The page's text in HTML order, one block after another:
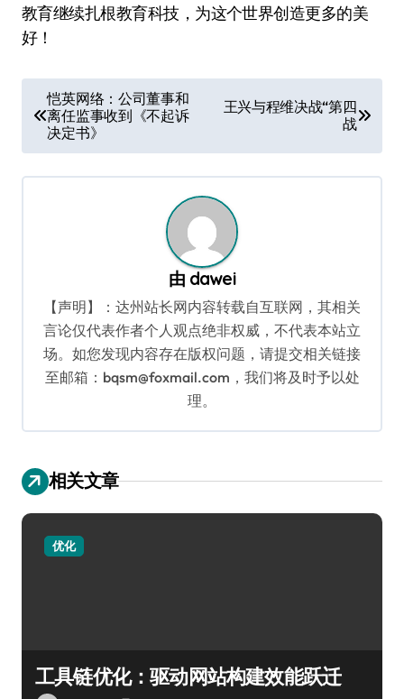
教育继续扎根教育科技，为这个世界创造更多的美
好！
章
导
航
恺英网络：公司董事和
离任监事收到《不起诉
决定书》
王兴与程维决战“第四
战
由 dawei
【声明】：达州站长网内容转载自互联网，其相关
言论仅代表作者个人观点绝非权威，不代表本站立
场。如您发现内容存在版权问题，请提交相关链接
至邮箱：bqsm@foxmail.com，我们将及时予以处
理。
相关文章
优化
工具链优化：驱动网站构建效能跃迁